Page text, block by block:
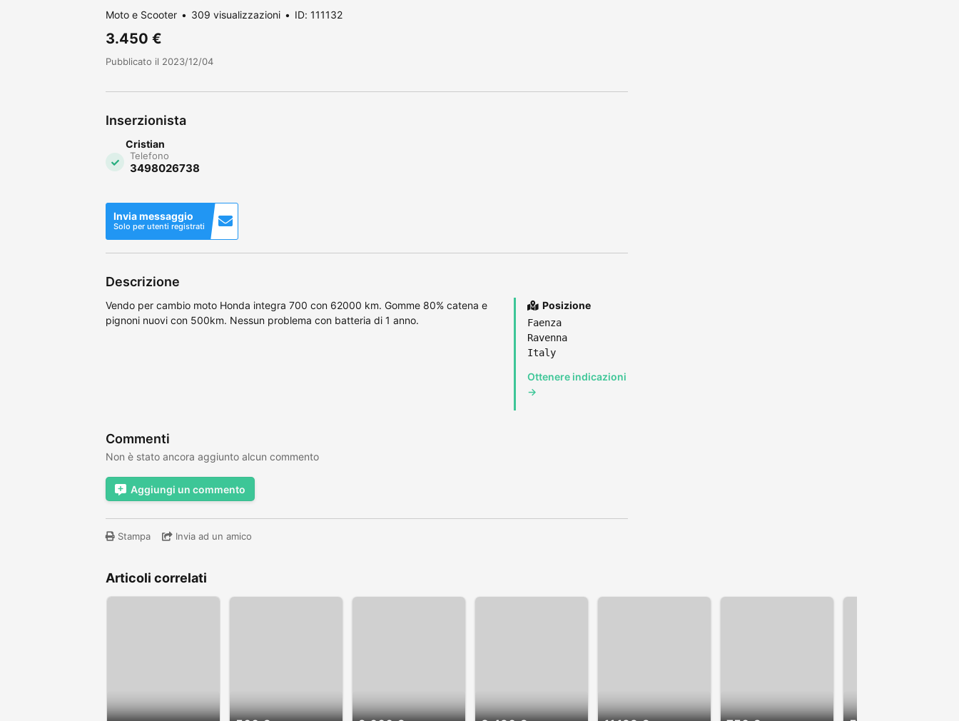
Moto e Scooter 309 visualizzazioni ID: 111132
3.450 €
Pubblicato il 2023/12/04
Inserzionista
Cristian
Telefono
3498026738
Invia messaggio
Solo per utenti registrati
Descrizione
Vendo per cambio moto Honda integra 700 con 62000 km. Gomme 80% catena e
pignoni nuovi con 500km. Nessun problema con batteria di 1 anno.
Posizione
Faenza
Ravenna
Italy
Ottenere indicazioni
→
Commenti
Non è stato ancora aggiunto alcun commento
Aggiungi un commento
Stampa Invia ad un amico
Articoli correlati